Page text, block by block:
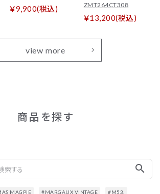
￥9,900(税込)
ZMT264CT308
￥13,200(税込)
view more
商品を探す
search
MAGPIE #MARGAUX VINTAGE
#M53.